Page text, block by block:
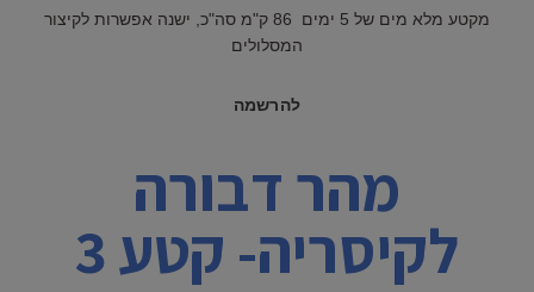
מקטע מלא מים של 5 ימים 86 ק"מ סה"כ, ישנה אפשרות לקיצור
המסלולים
להרשמה
מהר דבורה
לקיסריה- קטע 3